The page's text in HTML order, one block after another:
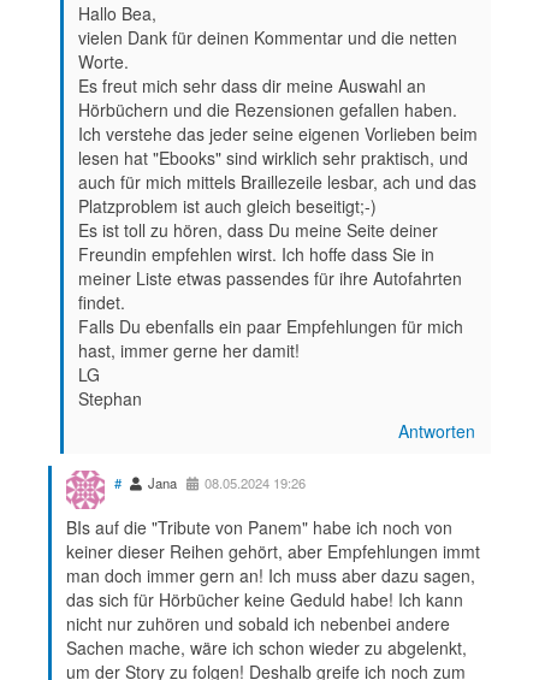
Hallo Bea,
vielen Dank für deinen Kommentar und die netten
Worte.
Es freut mich sehr dass dir meine Auswahl an
Hörbüchern und die Rezensionen gefallen haben.
Ich verstehe das jeder seine eigenen Vorlieben beim
lesen hat "Ebooks" sind wirklich sehr praktisch, und
auch für mich mittels Braillezeile lesbar, ach und das
Platzproblem ist auch gleich beseitigt;-)
Es ist toll zu hören, dass Du meine Seite deiner
Freundin empfehlen wirst. Ich hoffe dass Sie in
meiner Liste etwas passendes für ihre Autofahrten
findet.
Falls Du ebenfalls ein paar Empfehlungen für mich
hast, immer gerne her damit!
LG
Stephan
Antworten
# Jana 08.05.2024 19:26
BIs auf die "Tribute von Panem" habe ich noch von
keiner dieser Reihen gehört, aber Empfehlungen immt
man doch immer gern an! Ich muss aber dazu sagen,
das sich für Hörbücher keine Geduld habe! Ich kann
nicht nur zuhören und sobald ich nebenbei andere
Sachen mache, wäre ich schon wieder zu abgelenkt,
um der Story zu folgen! Deshalb greife ich noch zum